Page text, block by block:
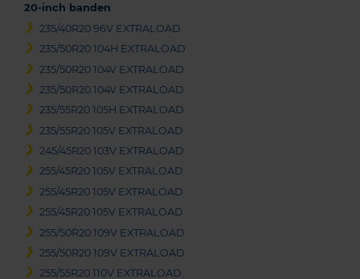
20-inch banden
235/40R20 96V EXTRALOAD
235/50R20 104H EXTRALOAD
235/50R20 104V EXTRALOAD
235/50R20 104V EXTRALOAD
235/55R20 105H EXTRALOAD
235/55R20 105V EXTRALOAD
245/45R20 103V EXTRALOAD
255/45R20 105V EXTRALOAD
255/45R20 105V EXTRALOAD
255/45R20 105V EXTRALOAD
255/50R20 109V EXTRALOAD
255/50R20 109V EXTRALOAD
255/55R20 110V EXTRALOAD